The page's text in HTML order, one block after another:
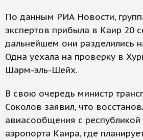
По данным РИА Новости,
экспертов прибыла в Каир 20
дальнейшем они разделились
Одна уехала на проверку в
Шарм-эль-Шейх.
В свою очередь министр
Соколов заявил, что
авиасообщения с
аэропорта Каира, где